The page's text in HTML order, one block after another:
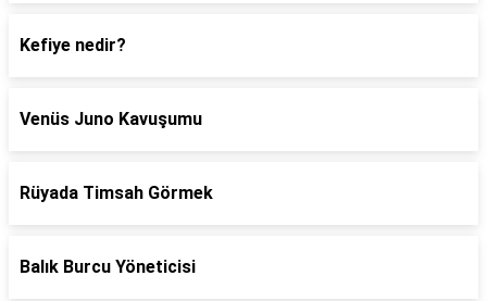
Kefiye nedir?
Venüs Juno Kavuşumu
Rüyada Timsah Görmek
Balık Burcu Yöneticisi